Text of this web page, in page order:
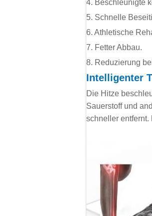
4. Beschleunigte
5. Schnelle
6. Athletische
7. Fetter Abbau.
8. Reduzierung
Intelligenter
Die Hitze
Sauerstoff und
schneller entfernt.